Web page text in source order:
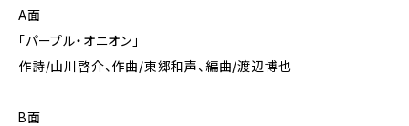
A面
「パープル・オニオン」
作詩/山川啓介、作曲/東郷和声、編曲/渡辺博也
B面